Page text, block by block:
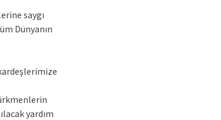
saygı
Dünyanın
yardım